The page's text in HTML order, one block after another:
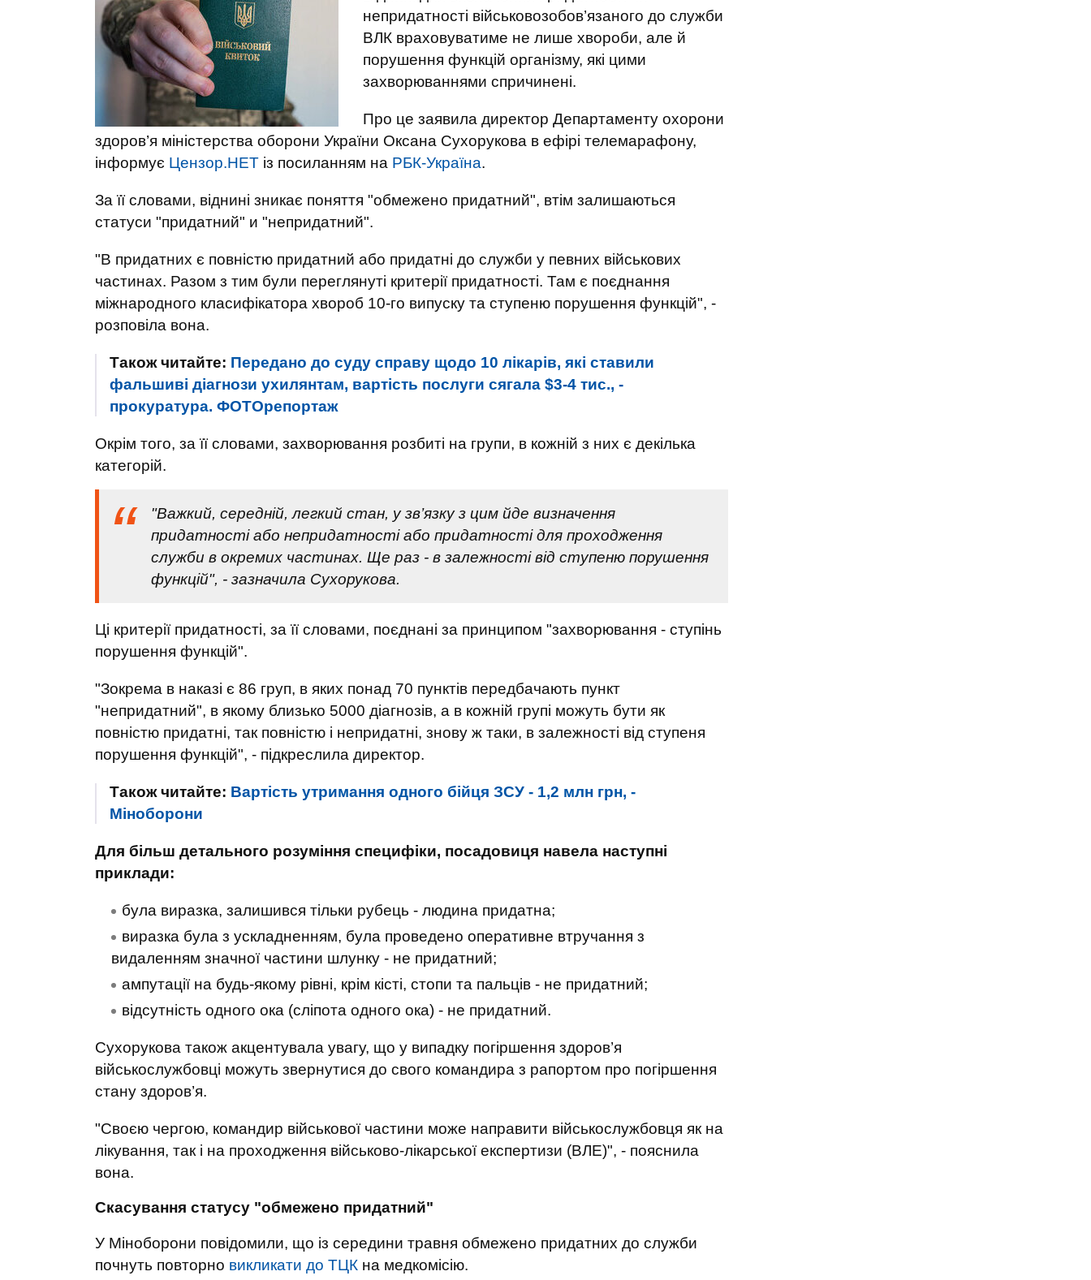
непридатності військовозобов’язаного до служби
ВЛК враховуватиме не лише хвороби, але й
порушення функцій організму, які цими
захворюваннями спричинені.
Про це заявила директор Департаменту охорони
здоров’я міністерства оборони України Оксана Сухорукова в ефірі телемарафону,
інформує Цензор.НЕТ із посиланням на РБК-Україна.
За її словами, віднині зникає поняття "обмежено придатний", втім залишаються
статуси "придатний" и "непридатний".
"В придатних є повністю придатний або придатні до служби у певних військових
частинах. Разом з тим були переглянуті критерії придатності. Там є поєднання
міжнародного класифікатора хвороб 10-го випуску та ступеню порушення функцій", -
розповіла вона.
Також читайте: Передано до суду справу щодо 10 лікарів, які ставили
фальшиві діагнози ухилянтам, вартість послуги сягала $3-4 тис., -
прокуратура. ФОТОрепортаж
Окрім того, за її словами, захворювання розбиті на групи, в кожній з них є декілька
категорій.
"Важкий, середній, легкий стан, у зв’язку з цим йде визначення
придатності або непридатності або придатності для проходження
служби в окремих частинах. Ще раз - в залежності від ступеню порушення
функцій", - зазначила Сухорукова.
Ці критерії придатності, за її словами, поєднані за принципом "захворювання - ступінь
порушення функцій".
"Зокрема в наказі є 86 груп, в яких понад 70 пунктів передбачають пункт
"непридатний", в якому близько 5000 діагнозів, а в кожній групі можуть бути як
повністю придатні, так повністю і непридатні, знову ж таки, в залежності від ступеня
порушення функцій", - підкреслила директор.
Також читайте: Вартість утримання одного бійця ЗСУ - 1,2 млн грн, -
Міноборони
Для більш детального розуміння специфіки, посадовиця навела наступні
приклади:
була виразка, залишився тільки рубець - людина придатна;
виразка була з ускладненням, була проведено оперативне втручання з
видаленням значної частини шлунку - не придатний;
ампутації на будь-якому рівні, крім кісті, стопи та пальців - не придатний;
відсутність одного ока (сліпота одного ока) - не придатний.
Сухорукова також акцентувала увагу, що у випадку погіршення здоров’я
військослужбовці можуть звернутися до свого командира з рапортом про погіршення
стану здоров’я.
"Своєю чергою, командир військової частини може направити військослужбовця як на
лікування, так і на проходження військово-лікарської експертизи (ВЛЕ)", - пояснила
вона.
Скасування статусу "обмежено придатний"
У Міноборони повідомили, що із середини травня обмежено придатних до служби
почнуть повторно викликати до ТЦК на медкомісію.